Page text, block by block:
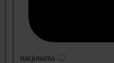
stacjonarna